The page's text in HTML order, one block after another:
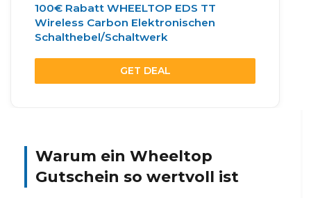
100€ Rabatt WHEELTOP EDS TT
Wireless Carbon Elektronischen
Schalthebel/Schaltwerk
GET DEAL
Warum ein Wheeltop
Gutschein so wertvoll ist